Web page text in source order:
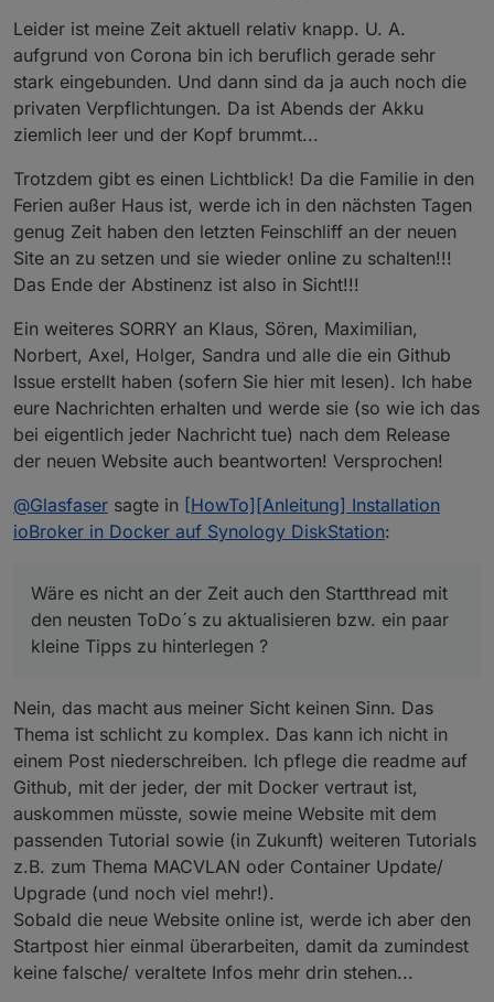
Über die Kommandozeile kannst du nun z.B. optionale
Softwarepakete nachinstallieren (manche Adapter/
Funktionen benötigen das) oder auch mit den
bekannten Befehlen deine ioBroker-Installation steuern,
wie z.B. einen Neustart des Dienstes:
cd /opt/iobroker
iobroker stop
Schritt 4: ioBroker Weboberfläche öffnen
Wenn der Container ordnungsgemäß eingerichtet und
über das Webinterface erreichbar sein. Öffne dazu
einfach den entsprechenden Pfad in einem
Webbrowser:
Als kleines Goodie obendrauf, hier die Anleitung
nochmal als kleines Video:
https://www.youtube.com/watch?v=G-A3Q1Pq0YQ
Ich habe meine ioBroker Installation vor 2 Tagen auf
Docker umgezogen. Bisher keine Probleme.
(muss noch ein Script schreiben). Manuell lässt sich der
ioBroker Container ganz einfach über die Docker-
Öberfläche sichern: Bereich "Container", ioBroker
Container auswählen, unter "Einstellungen" > "Export"
wählen und "Containerinhalt und -einstellungen
exportieren". Dann lässt sich das Backup direkt auf der
Synology ablegen.
MfG,
André
xxxxxxxxxxxxxxxxxxxxxxxxxxxxxxx
Hinzugefügt am 08.03.2017
es fertig generiert ist). Darin enthalten jetzt ein Fix für
die Zeitzone. Es sollte ab sofort automatisch
Europe/Berlin eingestellt sein.
Außerdem habe ich ein bisschen rum experimentiert
und es jetzt ermöglicht auch Updates des Docker
ioBroker-Verzeichnis jetzt direkt auf der Synology und
wird nur in den Container gemountet. Dies ermöglicht es
nun den Container aus zu tauschen und meine
ioBroker-Installation bei zu behalten.
"Fortgeschrittene" weshalb ich meine Anleitung jetzt
auch ein wenig kürzer fasse.
Advanced Schritt 1.
ioBroker-Verzeichnis "erstellen" (oder halt ein eigenes
bekommen muss einmal ein Container nach der obigen
Anleitung erstellt werden. Läuft der Container, kann man
über die Kommandozeile einfach ioBroker stoppen und
das komplette ioBroker-Verzeichnis aus dem Container
heraus auf die Synology kopieren, z.B. in den Ordner
/volume1/docker/iobroker.
Ich habe dazu den ioBroker-Ordner im Container in ein
.tar-Verzeichnis gepackt, über ein gemountetes
Verzeichnis auf die Synology kopiert und dort wieder
entpackt.
Den Container aus Advanced Schritt 1 löschen und einen
neuen erstellen (gerade gesehen, man muss nicht
löschen, man kann auch bearbeiten). In Schritt zwei der
"einfachen" Anleitung vor dem Schließen der
erweiterten Einstellungen die Registerkarte "Volume"
öffnen und den Pfad /opt/iobroker im Container auf den
Pfad im Dateisystem der Synology (z.B.
/docker/iobroker) mounten. So sieht das aus:
aktualisieren werde. Natürlich werde ich hier
wie gewohnt weiter auf Fragen und Probleme
antworten und ggf. weitere Punkte aus der
Diskussion in das Tutorial einfließen lassen. 🙂
skstation/
Leider ist meine Zeit aktuell relativ knapp. U. A.
aufgrund von Corona bin ich beruflich gerade sehr
stark eingebunden. Und dann sind da ja auch noch die
privaten Verpflichtungen. Da ist Abends der Akku
ziemlich leer und der Kopf brummt...
Trotzdem gibt es einen Lichtblick! Da die Familie in den
Ferien außer Haus ist, werde ich in den nächsten Tagen
genug Zeit haben den letzten Feinschliff an der neuen
Site an zu setzen und sie wieder online zu schalten!!!
Das Ende der Abstinenz ist also in Sicht!!!
Ein weiteres SORRY an Klaus, Sören, Maximilian,
Norbert, Axel, Holger, Sandra und alle die ein Github
Issue erstellt haben (sofern Sie hier mit lesen). Ich habe
eure Nachrichten erhalten und werde sie (so wie ich das
bei eigentlich jeder Nachricht tue) nach dem Release
der neuen Website auch beantworten! Versprochen!
@Glasfaser sagte in [HowTo][Anleitung] Installation
ioBroker in Docker auf Synology DiskStation:
Wäre es nicht an der Zeit auch den Startthread mit
den neusten ToDo´s zu aktualisieren bzw. ein paar
kleine Tipps zu hinterlegen ?
Nein, das macht aus meiner Sicht keinen Sinn. Das
Thema ist schlicht zu komplex. Das kann ich nicht in
einem Post niederschreiben. Ich pflege die readme auf
Github, mit der jeder, der mit Docker vertraut ist,
auskommen müsste, sowie meine Website mit dem
passenden Tutorial sowie (in Zukunft) weiteren Tutorials
z.B. zum Thema MACVLAN oder Container Update/
Upgrade (und noch viel mehr!).
Sobald die neue Website online ist, werde ich aber den
Startpost hier einmal überarbeiten, damit da zumindest
keine falsche/ veraltete Infos mehr drin stehen...